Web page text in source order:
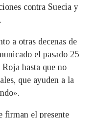
contra Suecia y
a otras decenas de
el pasado 25
hasta que no
que ayuden a la
firman el presente